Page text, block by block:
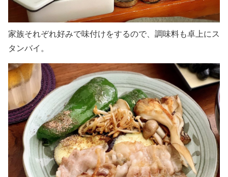
家族それぞれ好みで味付けをするので、調味料も卓上にス
タンバイ。